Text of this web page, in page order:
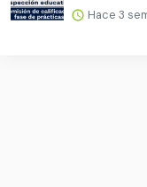
Hace 3